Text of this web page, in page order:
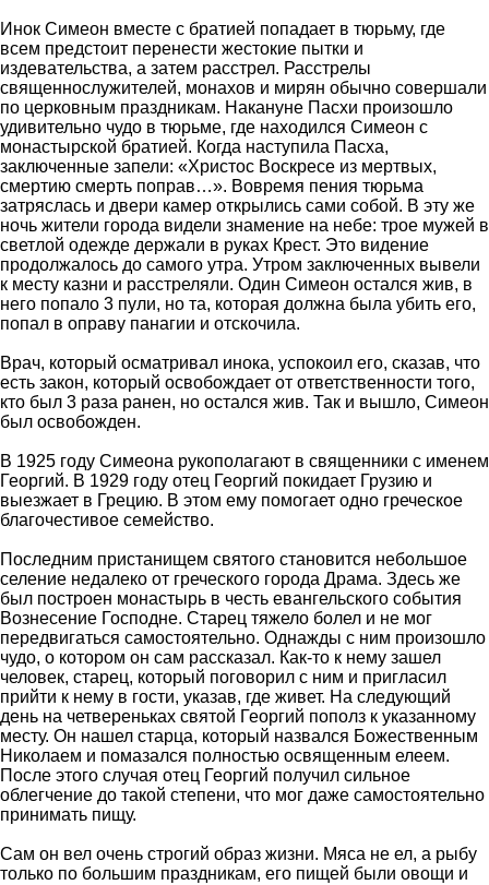
Инок Симеон вместе с братией попадает в тюрьму, где
всем предстоит перенести жестокие пытки и
издевательства, а затем расстрел. Расстрелы
священнослужителей, монахов и мирян обычно совершали
по церковным праздникам. Накануне Пасхи произошло
удивительно чудо в тюрьме, где находился Симеон с
монастырской братией. Когда наступила Пасха,
заключенные запели: «Христос Воскресе из мертвых,
смертию смерть поправ…». Вовремя пения тюрьма
затряслась и двери камер открылись сами собой. В эту же
ночь жители города видели знамение на небе: трое мужей в
светлой одежде держали в руках Крест. Это видение
продолжалось до самого утра. Утром заключенных вывели
к месту казни и расстреляли. Один Симеон остался жив, в
него попало 3 пули, но та, которая должна была убить его,
попал в оправу панагии и отскочила.
Врач, который осматривал инока, успокоил его, сказав, что
есть закон, который освобождает от ответственности того,
кто был 3 раза ранен, но остался жив. Так и вышло, Симеон
был освобожден.
В 1925 году Симеона рукополагают в священники с именем
Георгий. В 1929 году отец Георгий покидает Грузию и
выезжает в Грецию. В этом ему помогает одно греческое
благочестивое семейство.
Последним пристанищем святого становится небольшое
селение недалеко от греческого города Драма. Здесь же
был построен монастырь в честь евангельского события
Вознесение Господне. Старец тяжело болел и не мог
передвигаться самостоятельно. Однажды с ним произошло
чудо, о котором он сам рассказал. Как-то к нему зашел
человек, старец, который поговорил с ним и пригласил
прийти к нему в гости, указав, где живет. На следующий
день на четвереньках святой Георгий пополз к указанному
месту. Он нашел старца, который назвался Божественным
Николаем и помазался полностью освященным елеем.
После этого случая отец Георгий получил сильное
облегчение до такой степени, что мог даже самостоятельно
принимать пищу.
Сам он вел очень строгий образ жизни. Мяса не ел, а рыбу
только по большим праздникам, его пищей были овощи и